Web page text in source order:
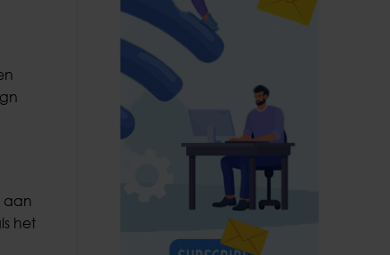
aan
het